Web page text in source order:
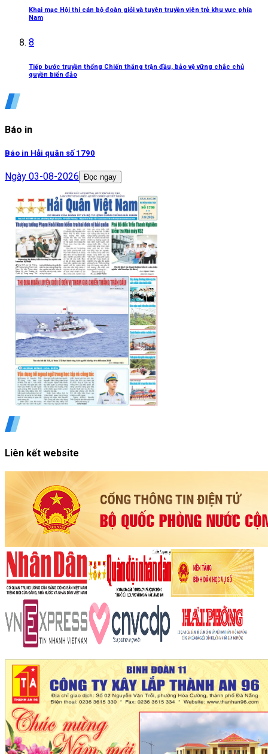
Khai mạc Hội thi cán bộ đoàn giỏi và tuyên truyền viên trẻ khu vực phía
Nam
8
Tiếp bước truyền thống Chiến thắng trận đầu, bảo vệ vững chắc chủ
quyền biển đảo
Báo in
Báo in Hải quân số 1790
Ngày 03-08-2026 Đọc ngay
Liên kết website